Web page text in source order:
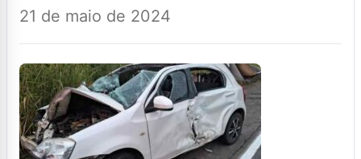
21 de maio de 2024